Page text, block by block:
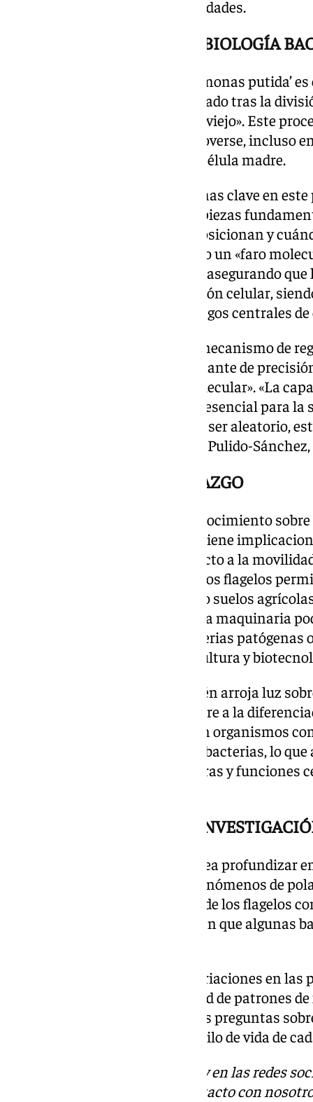
penacho de entre tres y seis unidades.
UN HALLAZGO CLAVE EN BIOLOGÍA
El estudio revela cómo ‘Pseudomonas putida’
flagelos en su polo «nuevo» –creado tras la
los flagelos heredados del polo «viejo». Este
hijas tengan la capacidad de moverse, incluso
directamente los flagelos de la célula madre.
El trabajo identifica tres proteínas clave en este
Estas moléculas actúan como piezas
flagelos se fabrican, dónde se posicionan y
la proteína FimV funciona como un «faro
ensamblaje al lugar adecuado y asegurando
justo en el momento de la división celular,
proteína FimV uno de los hallazgos centrales
Según los investigadores, este mecanismo de
numérica es un ejemplo «fascinante de
funcionamiento de un reloj molecular». «La
lugar y momento adecuados es esencial para
bacterias. Este proceso, lejos de ser aleatorio,
molecular», ha explicado Marta Pulido-
IMPORTANCIA DEL HALLAZGO
El estudio no solo amplía el conocimiento
desplazarse, sino que también tiene
molecular y la evolución. Respecto a la
hábitats, hay que destacar que los flagelos
entornos complejos, incluyendo suelos
Comprender cómo se forma esta maquinaria
estrategias para controlar bacterias
bacterias beneficiosas en agricultura y
Por otro lado, el hallazgo también arroja luz
de polaridad celular, que se refiere a la
célula. Este concepto, común en organismos
procesos como el observado en bacterias, lo
orígenes evolutivos de estructuras y funciones
PRÓXIMOS PASOS EN LA
El equipo de investigación planea profundizar
relativas a la magnitud de los fenómenos de
sincronización del ensamblaje de los flagelos
diferencias moleculares explican que algunas
Según los autores, pequeñas variaciones en
ser responsables de la diversidad de patrones
naturaleza. Esto plantea nuevas preguntas
de los flagelos, el hábitat y el estilo de vida de
Descubre más noticias de 101Tv en las redes
. Puedes ponerte en contacto con